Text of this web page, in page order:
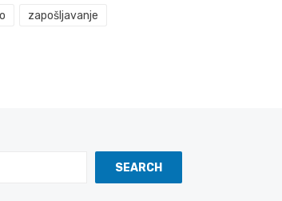
zapošljavanje
SEARCH